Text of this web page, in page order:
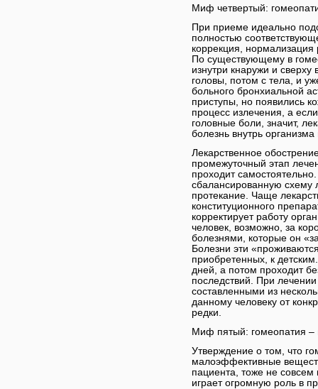
Миф четвертый:
При приеме идеально
полностью
коррекция, нормализация
По существующему в
изнутри кнаружи и
головы, потом с тела, и
больного бронхиальной
приступы, но появились
процесс излечения, а
головные боли, значит,
болезнь внутрь
Лекарственное
промежуточный этап
проходит
сбалансированную схему
протекание. Чаще
конституционного
корректирует работу
человек, возможно, за
болезнями, которые он
Болезни эти
приобретенных, к
дней, а потом проходит
последствий. При
составленными из
данному человеку от
редки.
Миф пятый: гомеопатия –
Утверждение о том, что
малоэффективные
пациента, тоже не совсем
играет огромную роль в